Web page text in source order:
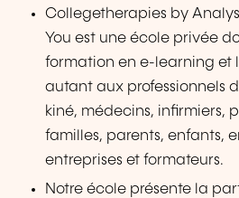
Collegetherapies by
You est une école privée
formation en e-learning et
autant aux professionnels
kiné, médecins, infirmiers,
familles, parents, enfants,
entreprises et formateurs.
Notre école présente la